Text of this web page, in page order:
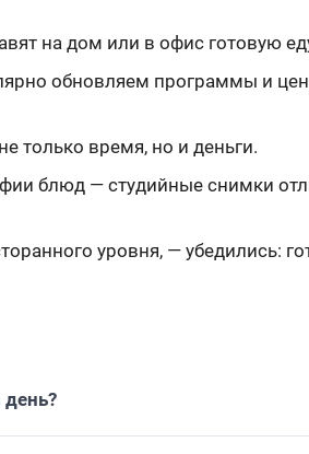
на дом или в офис готовую
обновляем программы и
только время, но и деньги.
блюд — студийные снимки
уровня, — убедились: